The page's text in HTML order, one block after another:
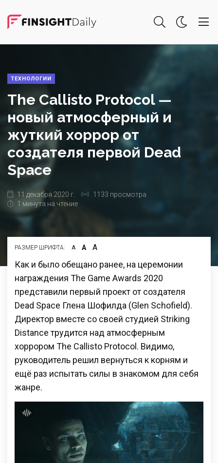
ТЕХНОЛОГИИ
The Callisto Protocol —
новый атмосферный и
жуткий хоррор от
создателя первой Dead
Space
11 декабря 2020 г.
1133 просмотра
1 минута на чтение
РАЗМЕР ШРИФТА: А А А
Как и было обещано ранее, на церемонии
награждения The Game Awards 2020
представили первый проект от создателя
Dead Space Глена Шофилда (Glen Schofield).
Директор вместе со своей студией Striking
Distance трудится над атмосферным
хоррором The Callisto Protocol. Видимо,
руководитель решил вернуться к корням и
ещё раз испытать силы в знакомом для себя
жанре.